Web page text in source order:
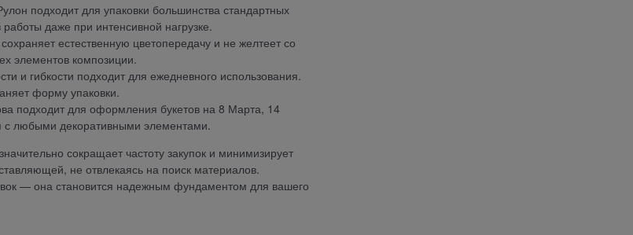
подходит для упаковки большинства стандартных
даже при интенсивной нагрузке.
естественную цветопередачу и не желтеет со
элементов композиции.
и гибкости подходит для ежедневного использования.
форму упаковки.
подходит для оформления букетов на 8 Марта, 14
с любыми декоративными элементами.
сокращает частоту закупок и минимизирует
не отвлекаясь на поиск материалов.
— она становится надежным фундаментом для вашего